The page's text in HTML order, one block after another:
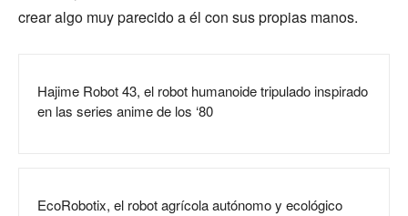
crear algo muy parecido a él con sus propias manos.
Hajime Robot 43, el robot humanoide tripulado inspirado
en las series anime de los ‘80
EcoRobotix, el robot agrícola autónomo y ecológico